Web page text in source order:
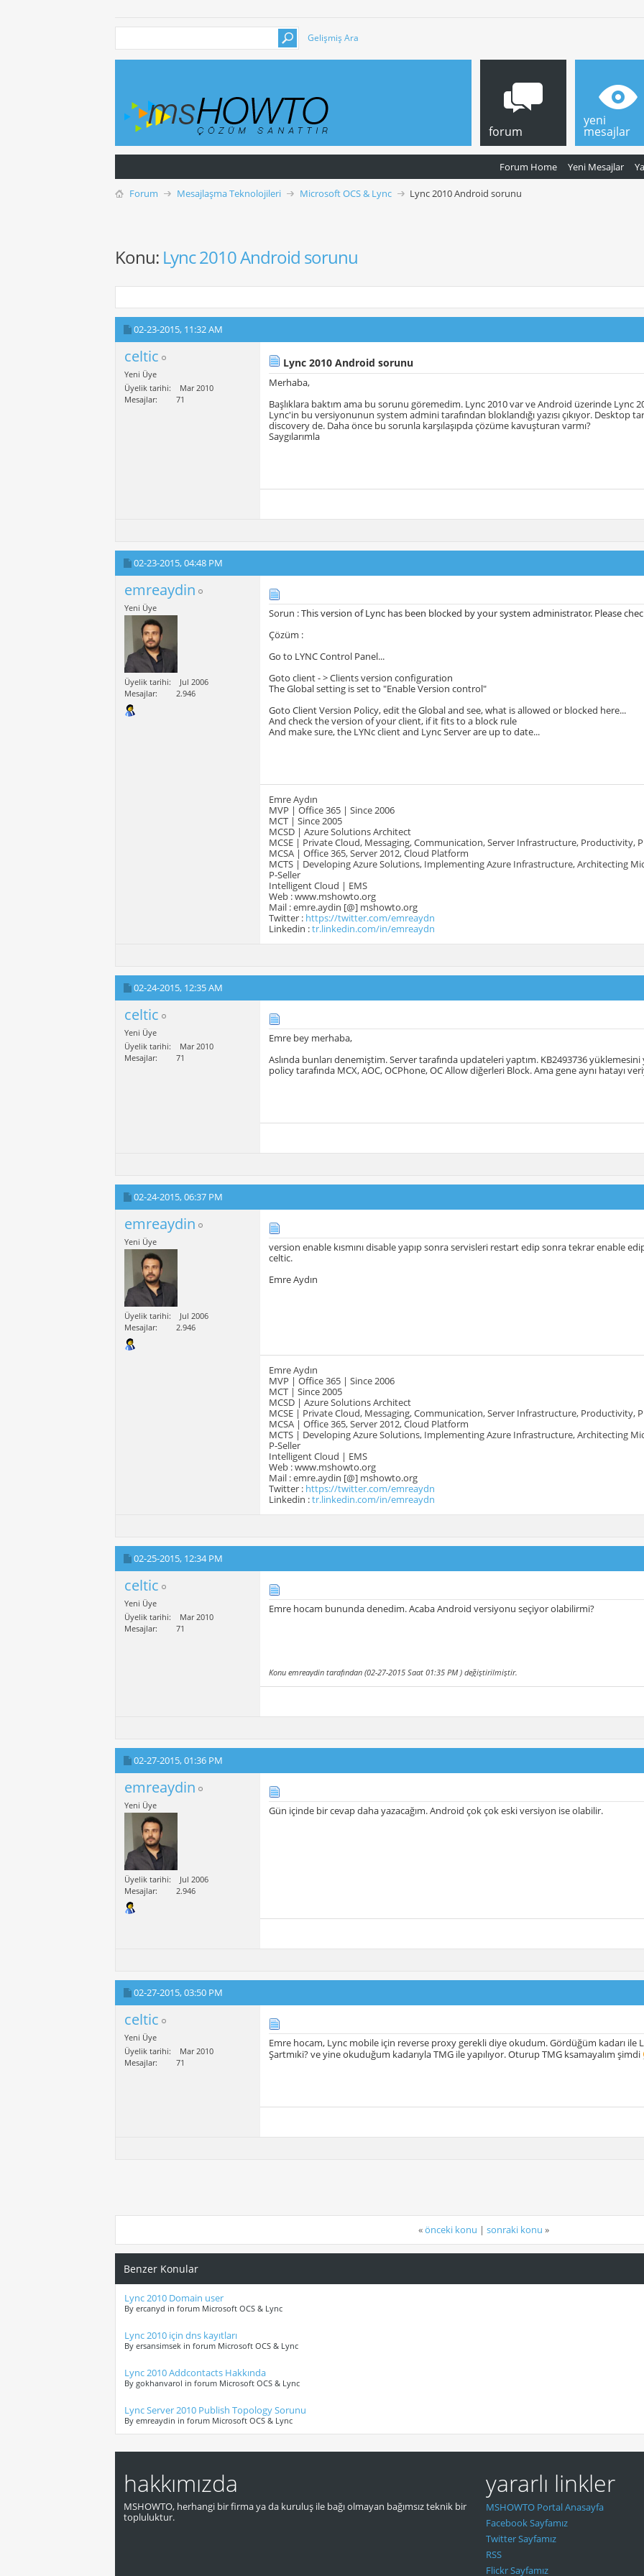
Gelişmiş Ara
forum
Forum Home Yeni Mesajlar
yeni
mesajlar
Forum Mesajlaşma Teknolojileri Microsoft OCS & Lync Lync 2010 Android sorunu
Konu: Lync 2010 Android sorunu
02-23-2015, 11:32 AM
celtic
Yeni Üye
Üyelik tarihi
Mar 2010
Mesajlar
71
Lync 2010 Android sorunu
Merhaba,
Başlıklara baktım ama bu sorunu göremedim. Lync 2010 var ve Android üzerinde Lync
Lync'in bu versiyonunun system admini tarafından bloklandığı yazısı çıkıyor. Desktop
discovery de. Daha önce bu sorunla karşılaşıpda çözüme kavuşturan varmı?
Saygılarımla
02-23-2015,04:48 PM
emreaydin
Yeni Üye
Üyelik tarihi
Jul 2006
Mesajlar
2.946
Sorun :This version of Lync has been blocked by your system administrator. Please
Çözüm :
Go to LYNC Control Panel...
Goto client - > Clients version configuration
The Global setting is set to "Enable Version control"
Goto Client Version Policy, edit the Global and see, what is allowed or blocked here...
And check the version of your client, if it fits to a block rule
And make sure, the LYNc client and Lync Server are up to date...
Emre Aydın
MVP | Office 365 | Since 2006
MCT | Since 2005
MCSD | Azure Solutions Architect
MCSE | Private Cloud, Messaging, Communication, Server Infrastructure, Productivity,
MCSA | Office 365, Server 2012, Cloud Platform
MCTS | Developing Azure Solutions, Implementing Azure Infrastructure, Architecting
P-Seller
Intelligent Cloud | EMS
Web : www.mshowto.org
Mail : emre.aydin [@] mshowto.org
Twitter : https://twitter.com/emreaydn
Linkedin :tr.linkedin.com/in/emreaydn
02-24-2015, 12:35 AM
celtic
Yeni Üye
Üyelik tarihi
Mar 2010
Mesajlar
71
Emre bey merhaba,
Aslında bunları denemiştim. Server tarafında updateleri yaptım. KB2493736
policy tarafında MCX, AOC, OCPhone, OC Allow diğerleri Block. Ama gene aynı hatayı
02-24-2015,06:37 PM
emreaydin
Yeni Üye
Üyelik tarihi
Jul 2006
Mesajlar
2.946
version enable kısmını disable yapıp sonra servisleri restart edip sonra tekrar enable
celtic.
Emre Aydın
Emre Aydın
MVP | Office 365 | Since 2006
MCT | Since 2005
MCSD | Azure Solutions Architect
MCSE | Private Cloud, Messaging, Communication, Server Infrastructure, Productivity,
MCSA | Office 365, Server 2012, Cloud Platform
MCTS | Developing Azure Solutions, Implementing Azure Infrastructure, Architecting
P-Seller
Intelligent Cloud | EMS
Web : www.mshowto.org
Mail : emre.aydin [@] mshowto.org
Twitter : https://twitter.com/emreaydn
Linkedin :tr.linkedin.com/in/emreaydn
02-25-2015, 12:34 PM
celtic
Yeni Üye
Üyelik tarihi
Mar 2010
Mesajlar
71
Emre hocam bununda denedim. Acaba Android versiyonu seçiyor olabilirmi?
Konu emreaydin tarafından (02-27-2015 Saat 01:35 PM) değiştirilmiştir.
02-27-2015,01:36 PM
emreaydin
Yeni Üye
Üyelik tarihi
Jul 2006
Mesajlar
2.946
Gün içinde bir cevap daha yazacağım. Android çok çok eski versiyon ise olabilir.
02-27-2015,03:50 PM
celtic
Yeni Üye
Üyelik tarihi
Mar 2010
Mesajlar
71
Emre hocam, Lync mobile için reverse proxy gerekli diye okudum. Gördüğüm kadarı ile
Şartmıki? ve yine okuduğum kadarıyla TMG ile yapılıyor. Oturup TMG ksamayalım şimdi
«önceki konu | sonraki konu »
Benzer Konular
Lync 2010 Domain user
By ercanyd in forum Microsoft OCS & Lync
Lync 2010 için dns kayıtları
By ersansimsek in forum Microsoft OCS & Lync
Lync 2010 Addcontacts Hakkında
By gokhanvarol in forum Microsoft OCS & Lync
Lync Server 2010 Publish Topology Sorunu
By emreaydin in forum Microsoft OCS & Lync
hakkımızda
MSHOWTO, herhangi bir firma ya da kuruluş ile bağı olmayan bağımsız teknik bir
topluluktur.
yararlı linkler
MSHOWTO Portal Anasayfa
Facebook Sayfamız
Twitter Sayfamız
RSS
Flickr Sayfamız